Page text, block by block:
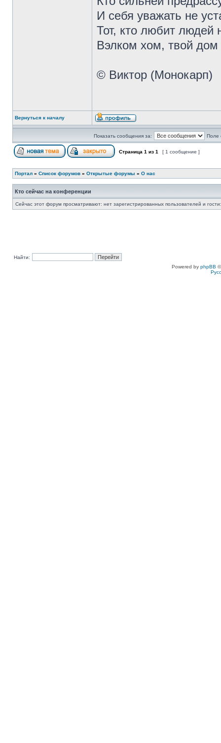
И себя уважать не
Тот, кто любит людей
Вэлком хом, твой дом
© Виктор (Монокарп)
Вернуться к началу
Показать сообщения за: Поле
Страница 1 из 1 [ 1 сообщение ]
Портал » Список форумов » Открытые форумы » О нас
Кто сейчас на конференции
Сейчас этот форум просматривают: нет зарегистрированных пользователей и
Найти:
Powered by phpBB